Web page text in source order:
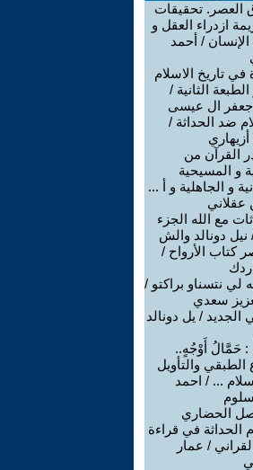
العصر. تحقيقات
ازدراء العقل و
الإنسان / أحمد
في تاريخ الاسلام
الثانية /
ال عيسى
ضد الحداثة /
القرآن من
و المسيحية
و الجاهلية و أ ...
عقلاني
مع الله الجزء
/ نيل دونالد والش
كتاب الأرواح /
لي نتسناو براكتو /
سعدي
الجديد / يل دونالد
: حَمَّالُ أَوْجُهٍ..
الطبقي والتأويل
... / احمد
الحضاري
الحداثة في قراءة
/ عمار